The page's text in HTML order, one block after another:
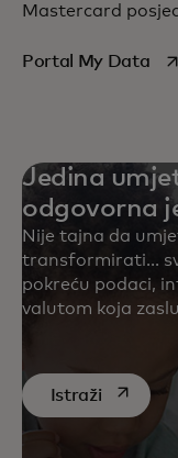
Mastercard
Portal My Data
Jedina
odgovorna
Nije tajna da
transformirati...
pokreću podaci,
valutom koja
stalnu budnost.
umjetnoj
Istražiopens in